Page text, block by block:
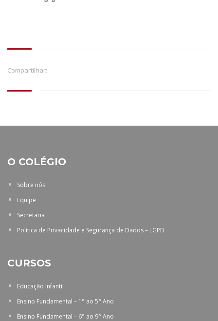
Compartilhar:
O COLÉGIO
Sobre nós
Equipe
Secretaria
Política de Privacidade e Segurança de Dados – LGPD
CURSOS
Educação Infantil
Ensino Fundamental – 1° ao 5° Ano
Ensino Fundamental – 6° ao 9° Ano